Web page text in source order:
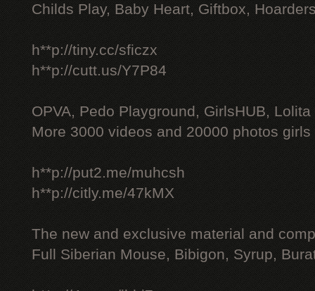
Childs Play, Baby Heart, Giftbox,
h**p://tiny.cc/sficzx
h**p://cutt.us/Y7P84
OPVA, Pedo Playground, GirlsHUB, Lolita
More 3000 videos and 20000 photos
h**p://put2.me/muhcsh
h**p://citly.me/47kMX
The new and exclusive material and
Full Siberian Mouse, Bibigon, Syrup,